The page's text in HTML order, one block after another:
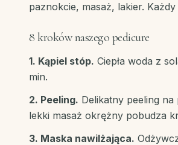
paznokcie, masaż, lakier.
8 kroków naszego pedicure
1. Kąpiel stóp. Ciepła woda z
min.
2. Peeling. Delikatny peeling
lekki masaż okrężny pobudza
3. Maska nawilżająca.